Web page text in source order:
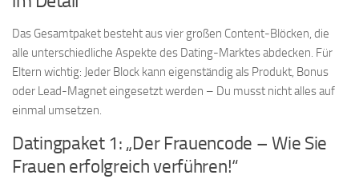
Das Gesamtpaket besteht aus vier großen Content-Blöcken, die
alle unterschiedliche Aspekte des Dating-Marktes abdecken. Für
Eltern wichtig: Jeder Block kann eigenständig als Produkt, Bonus
oder Lead-Magnet eingesetzt werden – Du musst nicht alles auf
einmal umsetzen.
Datingpaket 1: „Der Frauencode – Wie Sie
Frauen erfolgreich verführen!“